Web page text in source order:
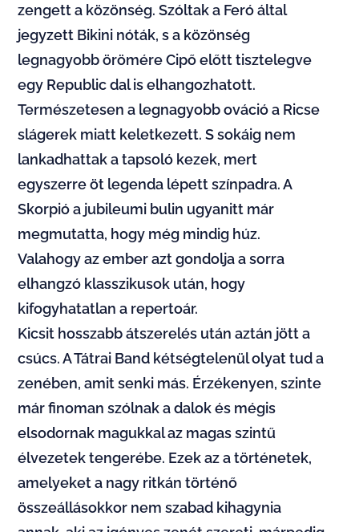
zengett a közönség. Szóltak a Feró által
jegyzett Bikini nóták, s a közönség
legnagyobb örömére Cipő előtt tisztelegve
egy Republic dal is elhangozhatott.
Természetesen a legnagyobb ováció a Ricse
slágerek miatt keletkezett. S sokáig nem
lankadhattak a tapsoló kezek, mert
egyszerre öt legenda lépett színpadra. A
Skorpió a jubileumi bulin ugyanitt már
megmutatta, hogy még mindig húz.
Valahogy az ember azt gondolja a sorra
elhangzó klasszikusok után, hogy
kifogyhatatlan a repertoár.
Kicsit hosszabb átszerelés után aztán jött a
csúcs. A Tátrai Band kétségtelenül olyat tud a
zenében, amit senki más. Érzékenyen, szinte
már finoman szólnak a dalok és mégis
elsodornak magukkal az magas szintű
élvezetek tengerébe. Ezek az a történetek,
amelyeket a nagy ritkán történő
összeállásokkor nem szabad kihagynia